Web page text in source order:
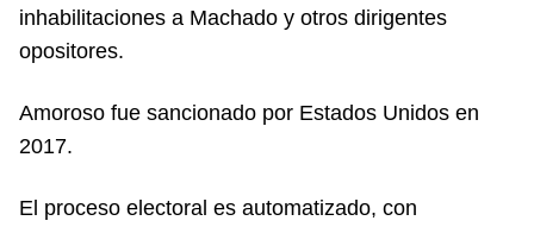
inhabilitaciones a Machado y otros dirigentes
opositores.
Amoroso fue sancionado por Estados Unidos en
2017.
El proceso electoral es automatizado, con